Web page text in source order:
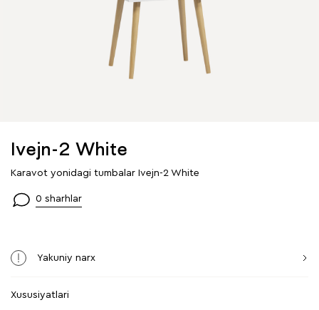
Ivejn-2 White
Karavot yonidagi tumbalar Ivejn-2 White
0 sharhlar
Yakuniy narx
Xususiyatlari